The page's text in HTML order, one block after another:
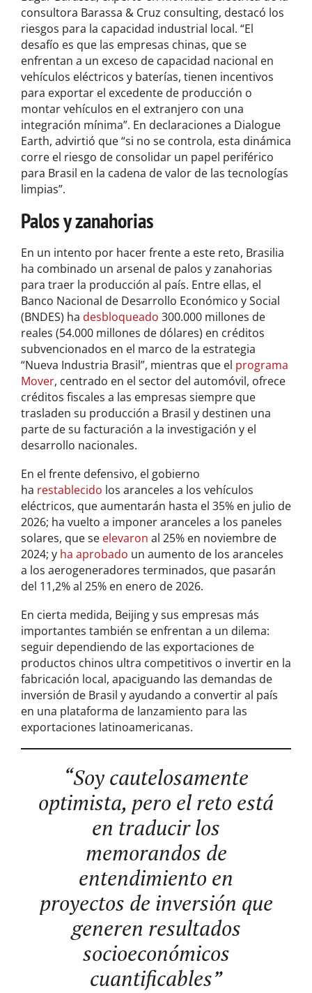
consultora Barassa & Cruz consulting, destacó los
riesgos para la capacidad industrial local. “El
desafío es que las empresas chinas, que se
enfrentan a un exceso de capacidad nacional en
vehículos eléctricos y baterías, tienen incentivos
para exportar el excedente de producción o
montar vehículos en el extranjero con una
integración mínima”. En declaraciones a Dialogue
Earth, advirtió que “si no se controla, esta dinámica
corre el riesgo de consolidar un papel periférico
para Brasil en la cadena de valor de las tecnologías
limpias”.
Palos y zanahorias
En un intento por hacer frente a este reto, Brasilia
ha combinado un arsenal de palos y zanahorias
para traer la producción al país. Entre ellas, el
Banco Nacional de Desarrollo Económico y Social
(BNDES) ha desbloqueado 300.000 millones de
reales (54.000 millones de dólares) en créditos
subvencionados en el marco de la estrategia
“Nueva Industria Brasil”, mientras que el programa
Mover, centrado en el sector del automóvil, ofrece
créditos fiscales a las empresas siempre que
trasladen su producción a Brasil y destinen una
parte de su facturación a la investigación y el
desarrollo nacionales.
En el frente defensivo, el gobierno
ha restablecido los aranceles a los vehículos
eléctricos, que aumentarán hasta el 35% en julio de
2026; ha vuelto a imponer aranceles a los paneles
solares, que se elevaron al 25% en noviembre de
2024; y ha aprobado un aumento de los aranceles
a los aerogeneradores terminados, que pasarán
del 11,2% al 25% en enero de 2026.
En cierta medida, Beijing y sus empresas más
importantes también se enfrentan a un dilema:
seguir dependiendo de las exportaciones de
productos chinos ultra competitivos o invertir en la
fabricación local, apaciguando las demandas de
inversión de Brasil y ayudando a convertir al país
en una plataforma de lanzamiento para las
exportaciones latinoamericanas.
“Soy cautelosamente
optimista, pero el reto está
en traducir los
memorandos de
entendimiento en
proyectos de inversión que
generen resultados
socioeconómicos
cuantificables”